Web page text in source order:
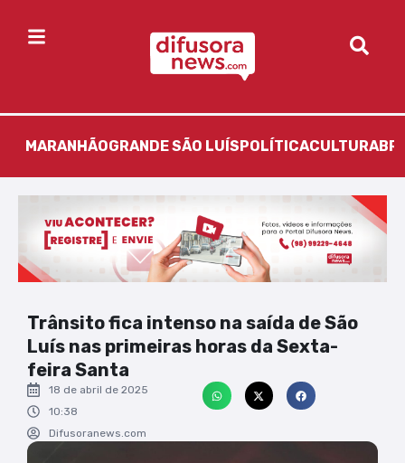
MARANHÃOGRANDE SÃO LUÍS POLÍTICACULTURA
Trânsito fica intenso na saída de São
Luís nas primeiras horas da Sexta-
feira Santa
18 de abril de 2025
10:38
Difusoranews.com